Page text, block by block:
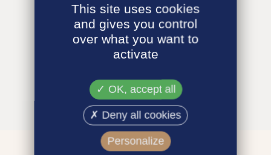
This site uses cookies
and gives you control
over what you want to
activate
OK, accept all
Deny all cookies
Personalize